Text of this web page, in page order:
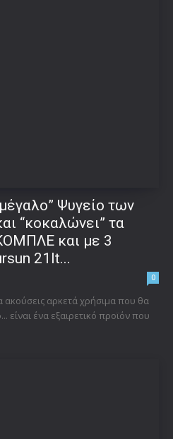
Ψυγείο των
“κοκαλώνει” τα
και με 3
21lt...
0
αρκετά χρήσιμα που θα
είναι ένα εξαιρετικό προϊόν που